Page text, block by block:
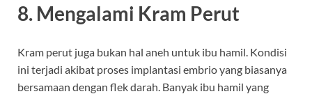
8. Mengalami Kram Perut
Kram perut juga bukan hal aneh untuk ibu hamil. Kondisi
ini terjadi akibat proses implantasi embrio yang biasanya
bersamaan dengan flek darah. Banyak ibu hamil yang